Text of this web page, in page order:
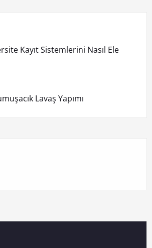
Kayıt Sistemlerini Nasıl Ele
Lavaş Yapımı